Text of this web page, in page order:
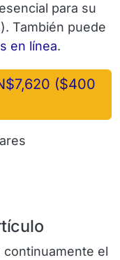
para su
También puede
en línea.
($400
el